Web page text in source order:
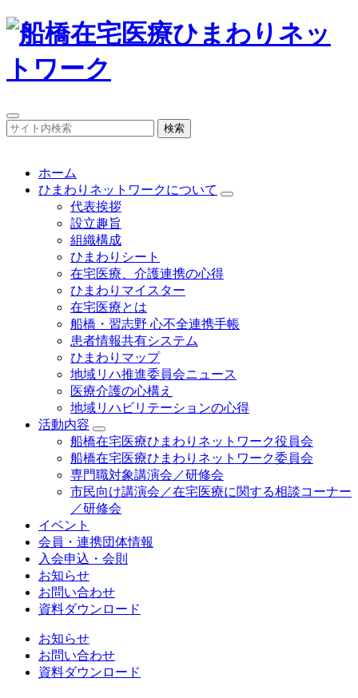
検索
ホーム
ひまわりネットワークについて
代表挨拶
設立趣旨
組織構成
ひまわりシート
在宅医療、介護連携の心得
ひまわりマイスター
在宅医療とは
船橋・習志野 心不全連携手帳
患者情報共有システム
ひまわりマップ
地域リハ推進委員会ニュース
医療介護の心構え
地域リハビリテーションの心得
活動内容
船橋在宅医療ひまわりネットワーク役員会
船橋在宅医療ひまわりネットワーク委員会
専門職対象講演会／研修会
市民向け講演会／在宅医療に関する相談コーナー
／研修会
イベント
会員・連携団体情報
入会申込・会則
お知らせ
お問い合わせ
資料ダウンロード
お知らせ
お問い合わせ
資料ダウンロード